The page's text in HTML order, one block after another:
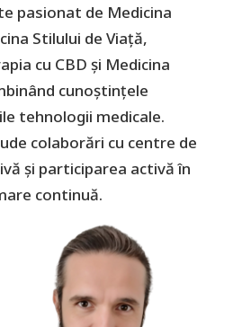
pasionat de Medicina
Stilului de Viaţă,
cu CBD şi Medicina
cunoștințele
tehnologii medicale.
colaborări cu centre de
și participarea activă în
continuă.